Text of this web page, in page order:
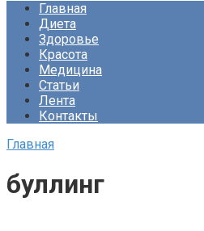
Главная
Диета
Здоровье
Красота
Медицина
Статьи
Лента
Контакты
Главная
буллинг